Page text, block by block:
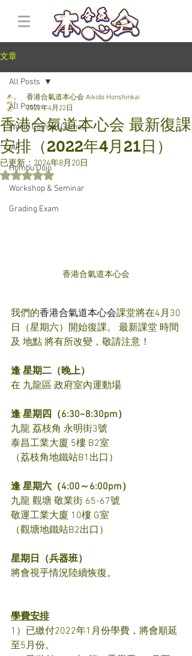
文章
All Posts
World Combat Games
IAF
Hombu Dojo
Workshop & Seminar
Grading Exam
All Posts
香港合氣道本心会 最新復課
安排（2022年4月21日）
香港合氣道本心会 Aikido Honshinkai
2022年4月22日
已更新： 2024年8月20日
評等為 NaN（最高為 5 顆星）。
香港合氣道本心会
我們的香港合氣道本心会課堂將在4月30
日（星期六）開始復課。 最新課堂 時間
及 地點 將有所改變，敬請注意！
逢 星期二（晚上）
在 九龍區 政府室內運動場
逢 星期四（6:30~8:30pm）
九龍 荔枝角 永明街3號
泰昌工業大廈 5樓 B2室
（荔枝角地鐵站B1出口）
逢 星期六（4:00～6:00pm）
九龍 觀塘 敬業街 65-67號
敬運工業大廈 10樓 G室
（觀塘地鐵站B2出口）
星期日（兵器班）
將會視乎情況陸續恢復。
學費安排
1）已繳付2022年1月份學費，將會順延
至5月份。